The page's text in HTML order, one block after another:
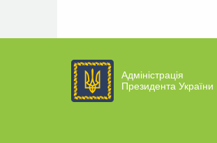
Адміністрація
Президента України